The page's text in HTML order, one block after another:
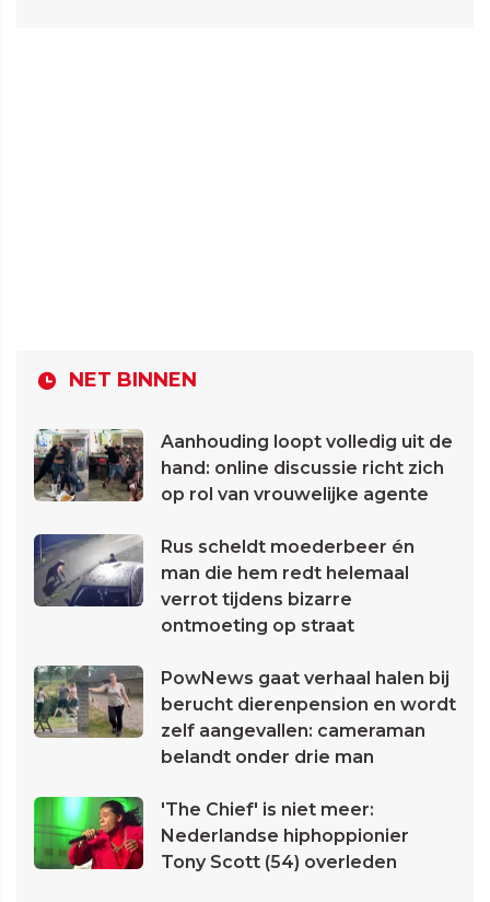
NET BINNEN
Aanhouding loopt volledig uit de
hand: online discussie richt zich
op rol van vrouwelijke agente
Rus scheldt moederbeer én
man die hem redt helemaal
verrot tijdens bizarre
ontmoeting op straat
PowNews gaat verhaal halen bij
berucht dierenpension en wordt
zelf aangevallen: cameraman
belandt onder drie man
'The Chief' is niet meer:
Nederlandse hiphoppionier
Tony Scott (54) overleden